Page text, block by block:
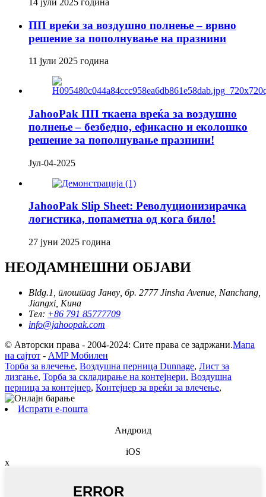
ПП вреќи за воздушно полнење – врвно
решение за пополнување на празнини
11 јули 2025 година
JahooPak ПП ткаена вреќа за воздушно
полнење – безбедно, ефикасно и еколошко
решение за пополнување празнини!
Јул-04-2025
JahooPak Slip Sheet: Револуционизирачка
логистика, попаметна од кога било!
27 јуни 2025 година
НЕОДАМНЕШНИ ОБЈАВИ
Bldg.1, плоштад Јанву, бр. 2777 Jinsha Avenue, Nanchang,
Jiangxi, Кина
Тел: +86 791 85777709
info@jahoopak.com
© Авторски права - 2004-2024: Сите права се задржани.Мапа
на сајтот - AMP Мобилен
Торба за влечење, Воздушна перница Dunnage, Лист за
лизгање, Торба за складирање на контејнери, Воздушна
перница за контејнер, Контејнер за вреќи за влечење,
Испрати е-пошта
Андроид
iOS
x